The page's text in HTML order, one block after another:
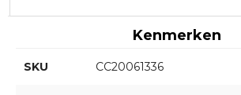
Kenmerken
SKU CC20061336